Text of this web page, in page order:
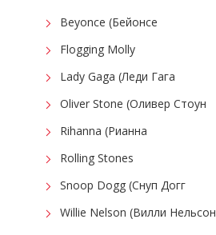
Beyonce (Бейонсе
Flogging Molly
Lady Gaga (Леди Гага
Oliver Stone (Оливер Стоун
Rihanna (Рианна
Rolling Stones
Snoop Dogg (Снуп Догг
Willie Nelson (Вилли Нельсон